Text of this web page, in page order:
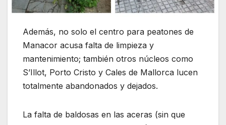
Además, no solo el centro para peatones de
Manacor acusa falta de limpieza y
mantenimiento; también otros núcleos como
S’Illot, Porto Cristo y Cales de Mallorca lucen
totalmente abandonados y dejados.
La falta de baldosas en las aceras (sin que